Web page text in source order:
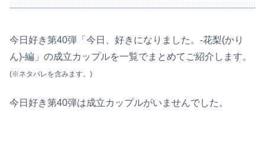
今日好き第40弾「今日、好きになりました。-花梨(かり
ん)-編」の成立カップルを一覧でまとめてご紹介します。
(※ネタバレを含みます。)
今日好き第40弾は成立カップルがいませんでした。